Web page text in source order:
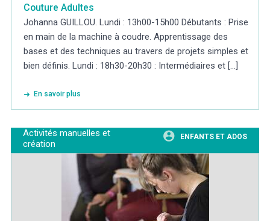
Couture Adultes
Johanna GUILLOU. Lundi : 13h00-15h00 Débutants : Prise
en main de la machine à coudre. Apprentissage des
bases et des techniques au travers de projets simples et
bien définis. Lundi : 18h30-20h30 : Intermédiaires et [...]
En savoir plus
Activités manuelles et
création
ENFANTS ET ADOS